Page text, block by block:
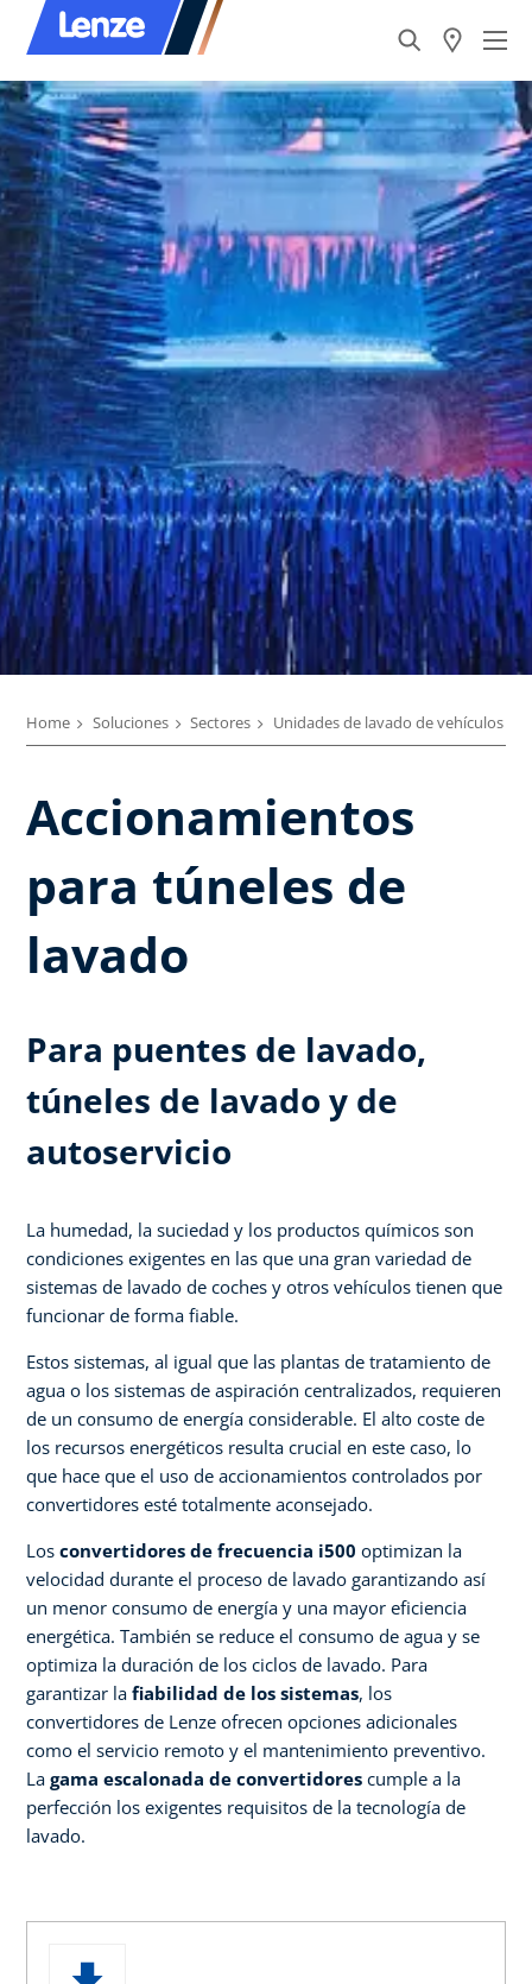
Home Soluciones Sectores Unidades de lavado de vehículos
Accionamientos
para túneles de
lavado
Para puentes de lavado,
túneles de lavado y de
autoservicio
La humedad, la suciedad y los productos químicos son
condiciones exigentes en las que una gran variedad de
sistemas de lavado de coches y otros vehículos tienen que
funcionar de forma fiable.
Estos sistemas, al igual que las plantas de tratamiento de
agua o los sistemas de aspiración centralizados, requieren
de un consumo de energía considerable. El alto coste de
los recursos energéticos resulta crucial en este caso, lo
que hace que el uso de accionamientos controlados por
convertidores esté totalmente aconsejado.
Los convertidores de frecuencia i500 optimizan la
velocidad durante el proceso de lavado garantizando así
un menor consumo de energía y una mayor eficiencia
energética. También se reduce el consumo de agua y se
optimiza la duración de los ciclos de lavado. Para
garantizar la fiabilidad de los sistemas, los
convertidores de Lenze ofrecen opciones adicionales
como el servicio remoto y el mantenimiento preventivo.
La gama escalonada de convertidores cumple a la
perfección los exigentes requisitos de la tecnología de
lavado.